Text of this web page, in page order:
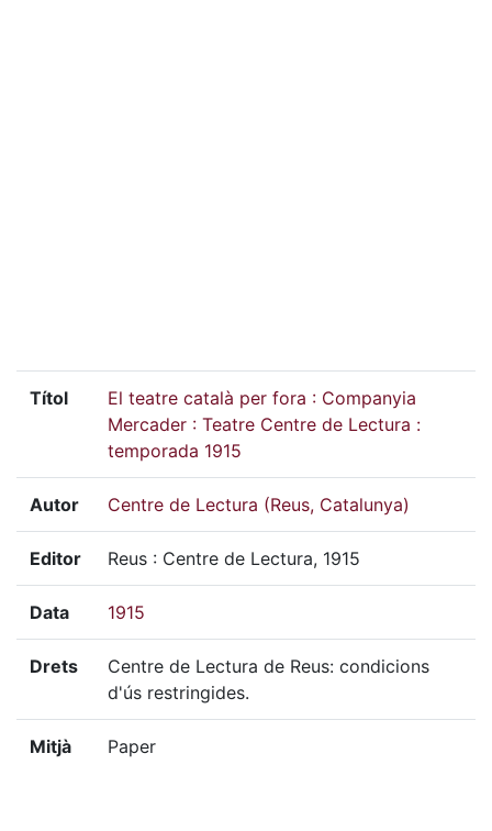
Títol
El teatre català per fora : Companyia
Mercader : Teatre Centre de Lectura :
temporada 1915
Autor Centre de Lectura (Reus, Catalunya)
Editor Reus : Centre de Lectura, 1915
Data 1915
Drets
Centre de Lectura de Reus: condicions
d'ús restringides.
Mitjà Paper